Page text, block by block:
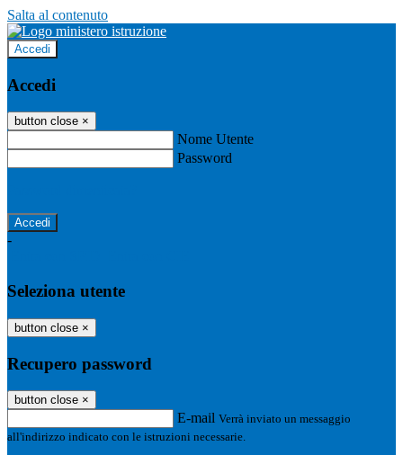
Salta al contenuto
Accedi
Accedi
button close ×
Nome Utente
Password
-
Seleziona utente
button close ×
Recupero password
button close ×
E-mail Verrà inviato un messaggio
all'indirizzo indicato con le istruzioni necessarie.